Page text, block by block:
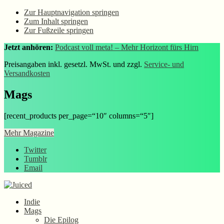
Zur Hauptnavigation springen
Zum Inhalt springen
Zur Fußzeile springen
Jetzt anhören: Podcast voll meta! – Mehr Horizont fürs Hirn
Preisangaben inkl. gesetzl. MwSt. und zzgl. Service- und
Versandkosten
Mags
[recent_products per_page=“10″ columns=“5″]
Mehr Magazine
Twitter
Tumblr
Email
Indie
Mags
Die Epilog